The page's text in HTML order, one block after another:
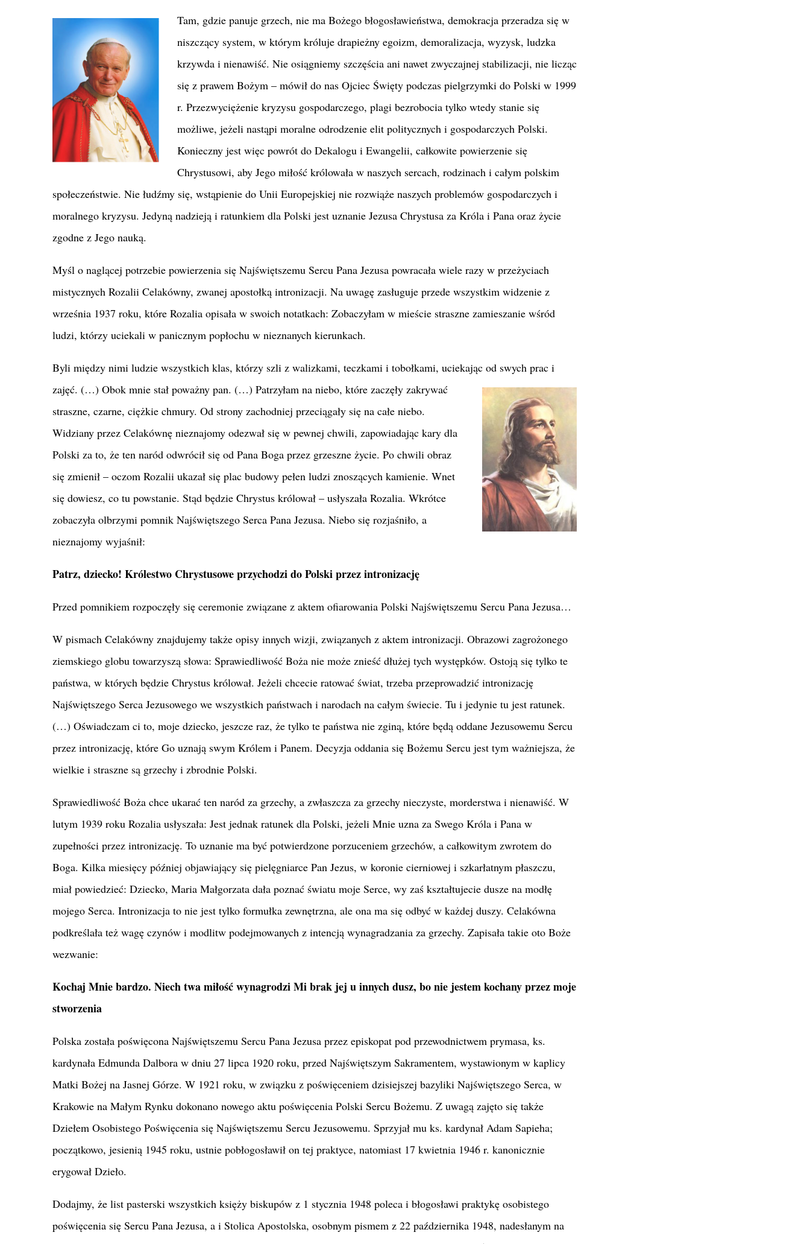
Tam, gdzie panuje grzech, nie ma Bożego błogosławieństwa, demokracja przeradza się w
niszczący system, w którym króluje drapieżny egoizm, demoralizacja, wyzysk, ludzka
krzywda i nienawiść. Nie osiągniemy szczęścia ani nawet zwyczajnej stabilizacji, nie licząc
się z prawem Bożym – mówił do nas Ojciec Święty podczas pielgrzymki do Polski w 1999
r. Przezwyciężenie kryzysu gospodarczego, plagi bezrobocia tylko wtedy stanie się
możliwe, jeżeli nastąpi moralne odrodzenie elit politycznych i gospodarczych Polski.
Konieczny jest więc powrót do Dekalogu i Ewangelii, całkowite powierzenie się
Chrystusowi, aby Jego miłość królowała w naszych sercach, rodzinach i całym polskim
społeczeństwie. Nie łudźmy się, wstąpienie do Unii Europejskiej nie rozwiąże naszych problemów gospodarczych i
moralnego kryzysu. Jedyną nadzieją i ratunkiem dla Polski jest uznanie Jezusa Chrystusa za Króla i Pana oraz życie
zgodne z Jego nauką.
Myśl o naglącej potrzebie powierzenia się Najświętszemu Sercu Pana Jezusa powracała wiele razy w przeżyciach
mistycznych Rozalii Celakówny, zwanej apostołką intronizacji. Na uwagę zasługuje przede wszystkim widzenie z
września 1937 roku, które Rozalia opisała w swoich notatkach: Zobaczyłam w mieście straszne zamieszanie wśród
ludzi, którzy uciekali w panicznym popłochu w nieznanych kierunkach.
Byli między nimi ludzie wszystkich klas, którzy szli z walizkami, teczkami i tobołkami, uciekając od swych prac i
zajęć. (…) Obok mnie stał poważny pan. (…) Patrzyłam na niebo, które zaczęły zakrywać
straszne, czarne, ciężkie chmury. Od strony zachodniej przeciągały się na całe niebo.
Widziany przez Celakównę nieznajomy odezwał się w pewnej chwili, zapowiadając kary dla
Polski za to, że ten naród odwrócił się od Pana Boga przez grzeszne życie. Po chwili obraz
się zmienił – oczom Rozalii ukazał się plac budowy pełen ludzi znoszących kamienie. Wnet
się dowiesz, co tu powstanie. Stąd będzie Chrystus królował – usłyszała Rozalia. Wkrótce
zobaczyła olbrzymi pomnik Najświętszego Serca Pana Jezusa. Niebo się rozjaśniło, a
nieznajomy wyjaśnił:
Patrz, dziecko! Królestwo Chrystusowe przychodzi do Polski przez intronizację
Przed pomnikiem rozpoczęły się ceremonie związane z aktem ofiarowania Polski Najświętszemu Sercu Pana Jezusa…
W pismach Celakówny znajdujemy także opisy innych wizji, związanych z aktem intronizacji. Obrazowi zagrożonego
ziemskiego globu towarzyszą słowa: Sprawiedliwość Boża nie może znieść dłużej tych występków. Ostoją się tylko te
państwa, w których będzie Chrystus królował. Jeżeli chcecie ratować świat, trzeba przeprowadzić intronizację
Najświętszego Serca Jezusowego we wszystkich państwach i narodach na całym świecie. Tu i jedynie tu jest ratunek.
(…) Oświadczam ci to, moje dziecko, jeszcze raz, że tylko te państwa nie zginą, które będą oddane Jezusowemu Sercu
przez intronizację, które Go uznają swym Królem i Panem. Decyzja oddania się Bożemu Sercu jest tym ważniejsza, że
wielkie i straszne są grzechy i zbrodnie Polski.
Sprawiedliwość Boża chce ukarać ten naród za grzechy, a zwłaszcza za grzechy nieczyste, morderstwa i nienawiść. W
lutym 1939 roku Rozalia usłyszała: Jest jednak ratunek dla Polski, jeżeli Mnie uzna za Swego Króla i Pana w
zupełności przez intronizację. To uznanie ma być potwierdzone porzuceniem grzechów, a całkowitym zwrotem do
Boga. Kilka miesięcy później objawiający się pielęgniarce Pan Jezus, w koronie cierniowej i szkarłatnym płaszczu,
miał powiedzieć: Dziecko, Maria Małgorzata dała poznać światu moje Serce, wy zaś kształtujecie dusze na modłę
mojego Serca. Intronizacja to nie jest tylko formułka zewnętrzna, ale ona ma się odbyć w każdej duszy. Celakówna
podkreślała też wagę czynów i modlitw podejmowanych z intencją wynagradzania za grzechy. Zapisała takie oto Boże
wezwanie:
Kochaj Mnie bardzo. Niech twa miłość wynagrodzi Mi brak jej u innych dusz, bo nie jestem kochany przez moje
stworzenia
Polska została poświęcona Najświętszemu Sercu Pana Jezusa przez episkopat pod przewodnictwem prymasa, ks.
kardynała Edmunda Dalbora w dniu 27 lipca 1920 roku, przed Najświętszym Sakramentem, wystawionym w kaplicy
Matki Bożej na Jasnej Górze. W 1921 roku, w związku z poświęceniem dzisiejszej bazyliki Najświętszego Serca, w
Krakowie na Małym Rynku dokonano nowego aktu poświęcenia Polski Sercu Bożemu. Z uwagą zajęto się także
Dziełem Osobistego Poświęcenia się Najświętszemu Sercu Jezusowemu. Sprzyjał mu ks. kardynał Adam Sapieha;
początkowo, jesienią 1945 roku, ustnie pobłogosławił on tej praktyce, natomiast 17 kwietnia 1946 r. kanonicznie
erygował Dzieło.
Dodajmy, że list pasterski wszystkich księży biskupów z 1 stycznia 1948 poleca i błogosławi praktykę osobistego
poświęcenia się Sercu Pana Jezusa, a i Stolica Apostolska, osobnym pismem z 22 października 1948, nadesłanym na